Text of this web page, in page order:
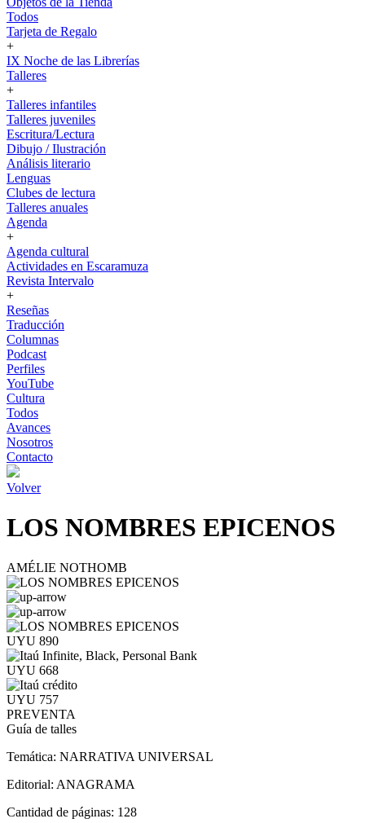
Todos
Tarjeta de Regalo
+
IX Noche de las Librerías
Talleres
+
Talleres infantiles
Talleres juveniles
Escritura/Lectura
Dibujo / Ilustración
Análisis literario
Lenguas
Clubes de lectura
Talleres anuales
Agenda
+
Agenda cultural
Actividades en Escaramuza
Revista Intervalo
+
Reseñas
Traducción
Columnas
Podcast
Perfiles
YouTube
Cultura
Todos
Avances
Nosotros
Contacto
Volver
LOS NOMBRES EPICENOS
AMÉLIE NOTHOMB
UYU 890
UYU 668
UYU 757
PREVENTA
Guía de talles
Temática: NARRATIVA UNIVERSAL
Editorial: ANAGRAMA
Cantidad de páginas: 128